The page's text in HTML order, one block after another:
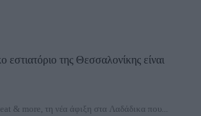
εστιατόριο της Θεσσαλονίκης είναι
& more, τη νέα άφιξη στα Λαδάδικα που...